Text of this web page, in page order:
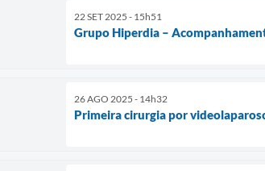
22 SET 2025 - 15h51
Grupo Hiperdia –
26 AGO 2025 - 14h32
Primeira cirurgia por